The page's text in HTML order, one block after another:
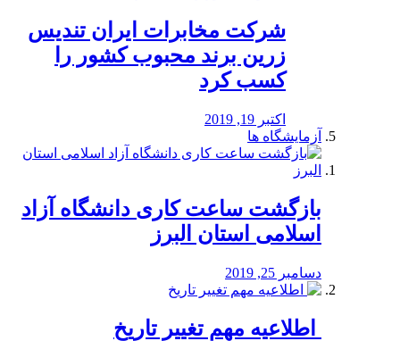
شرکت مخابرات ایران تندیس
زرین برند محبوب کشور را
کسب کرد
اکتبر 19, 2019
آزمایشگاه ها
بازگشت ساعت کاری دانشگاه آزاد
اسلامی استان البرز
دسامبر 25, 2019
️ اطلاعیه مهم تغییر تاریخ